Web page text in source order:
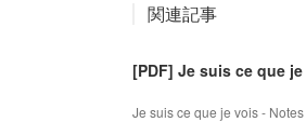
関連記事
[PDF] Je suis ce que
Je suis ce que je vois -